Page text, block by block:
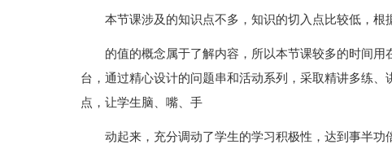
本节课涉及的知识点不多，知识的切入点比较低，根
的值的概念属于了解内容，所以本节课较多的时间
台，通过精心设计的问题串和活动系列，采取精讲多练
点，让学生脑、嘴、手
动起来，充分调动了学生的学习积极性，达到事半